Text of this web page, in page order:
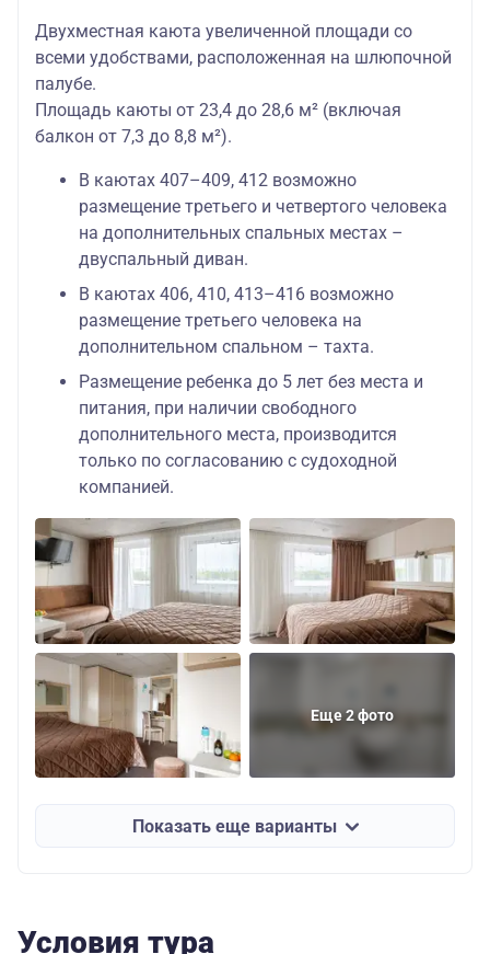
Двухместная каюта увеличенной площади со
всеми удобствами, расположенная на шлюпочной
палубе.
Площадь каюты от 23,4 до 28,6 м² (включая
балкон от 7,3 до 8,8 м²).
В каютах 407–409, 412 возможно
размещение третьего и четвертого человека
на дополнительных спальных местах –
двуспальный диван.
В каютах 406, 410, 413–416 возможно
размещение третьего человека на
дополнительном спальном – тахта.
Размещение ребенка до 5 лет без места и
питания, при наличии свободного
дополнительного места, производится
только по согласованию с судоходной
компанией.
Еще 2 фото
Показать еще варианты
Условия тура